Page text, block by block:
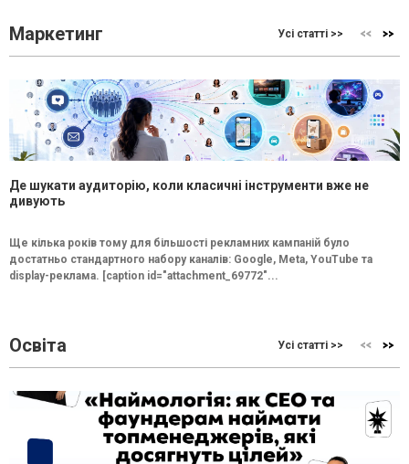
Маркетинг Усі статті >>
Де шукати аудиторію, коли класичні інструменти вже не
дивують
Ще кілька років тому для більшості рекламних кампаній було
достатньо стандартного набору каналів: Google, Meta, YouTube та
display-реклама. [caption id="attachment_69772"...
Освіта Усі статті >>